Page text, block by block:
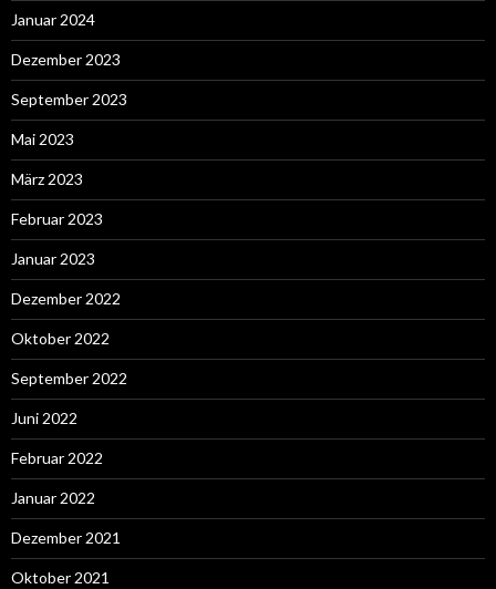
Januar 2024
Dezember 2023
September 2023
Mai 2023
März 2023
Februar 2023
Januar 2023
Dezember 2022
Oktober 2022
September 2022
Juni 2022
Februar 2022
Januar 2022
Dezember 2021
Oktober 2021